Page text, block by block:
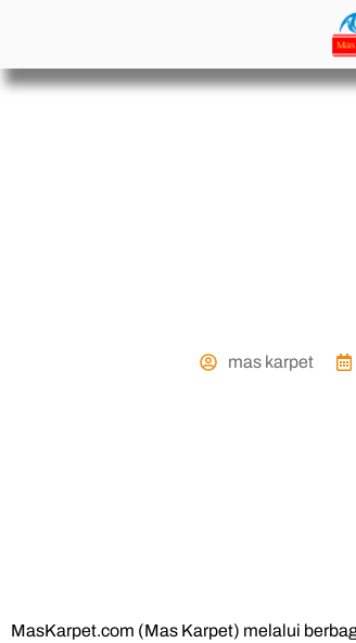
mas karpet
MasKarpet.com (Mas Karpet) melalui